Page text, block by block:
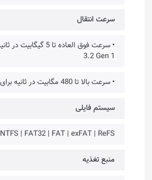
سرعت انتقال
3.2 Gen 1
• سرعت بالا تا 480 مگابیت در ثانیه برای USB 2.0
سیستم فایلی
NTFS | FAT32 | FAT | exFAT | ReFS
منبع تغذیه